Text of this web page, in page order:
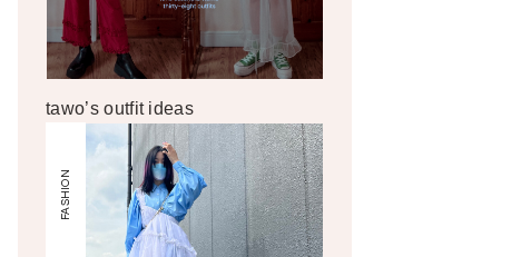
tawo’s outfit ideas
FASHION